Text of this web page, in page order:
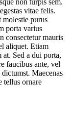
vitae felis.
molestie purus
porta varius
consectetur mauris
aliquet. Etiam
Sed a dui porta,
faucibus ante, vel
Maecenas
tellus ornare